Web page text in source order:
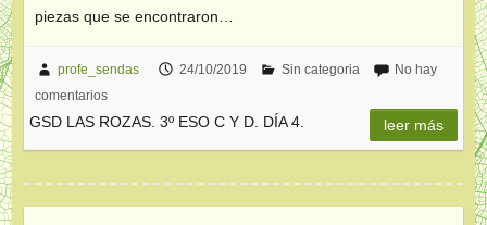
piezas que se encontraron…
profe_sendas 24/10/2019 Sin categoria
No hay
comentarios
GSD LAS ROZAS. 3º ESO C Y D. DÍA 4. leer más